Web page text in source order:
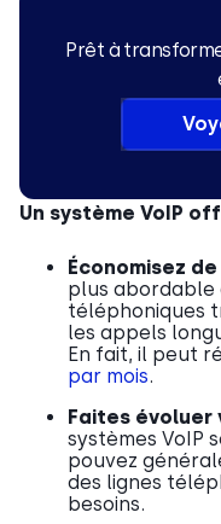
Prêt à
Un système VoIP
Économisez de
plus abordable
téléphoniques
les appels
En fait, il peut
par mois.
Faites
systèmes VoIP
pouvez
des lignes
besoins.